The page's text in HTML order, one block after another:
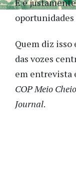
E é
Quem diz isso
das vozes
em entrevista
COP Meio
Journal.